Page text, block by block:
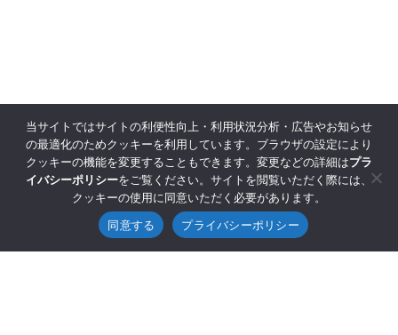
当サイトではサイトの利便性向上・利用状況分析・広告やお知らせ
の最適化のためクッキーを利用しています。ブラウザの設定により
クッキーの機能を変更することもできます。変更などの詳細はプラ
イバシーポリシーをご覧ください。サイトを閲覧いただく際には、
クッキーの使用に同意いただく必要があります。
同意する
プライバシーポリシー